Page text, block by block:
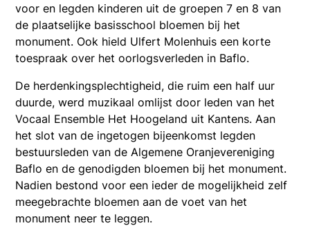
voor en legden kinderen uit de groepen 7 en 8 van
de plaatselijke basisschool bloemen bij het
monument. Ook hield Ulfert Molenhuis een korte
toespraak over het oorlogsverleden in Baflo.
De herdenkingsplechtigheid, die ruim een half uur
duurde, werd muzikaal omlijst door leden van het
Vocaal Ensemble Het Hoogeland uit Kantens. Aan
het slot van de ingetogen bijeenkomst legden
bestuursleden van de Algemene Oranjevereniging
Baflo en de genodigden bloemen bij het monument.
Nadien bestond voor een ieder de mogelijkheid zelf
meegebrachte bloemen aan de voet van het
monument neer te leggen.